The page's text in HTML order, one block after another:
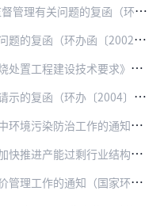
问题的复函（环函〔2001〕17号）
函（环办函〔2002〕360号）
焚烧处置工程建设技术要求》（试行）的通知（环发〔2004〕15号）
复函（环办〔2004〕36号）
工作的通知（环办〔2004〕47号）
构调整的通知》的通知（环发〔2006〕62号）
国家环境保护总局公告2006年第51号）